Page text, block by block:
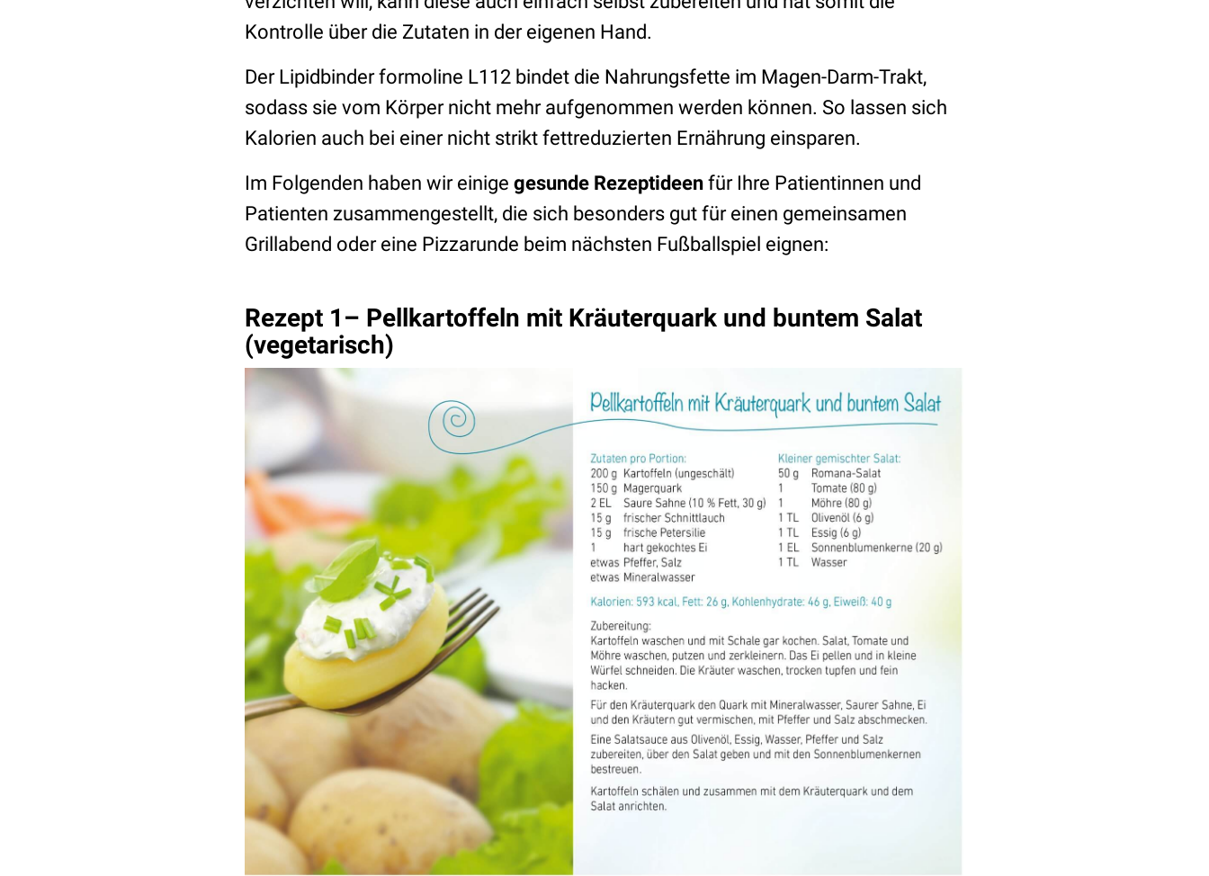
Kontrolle über die Zutaten in der eigenen Hand.
Der Lipidbinder formoline L112 bindet die Nahrungsfette im Magen-Darm-Trakt,
sodass sie vom Körper nicht mehr aufgenommen werden können. So lassen sich
Kalorien auch bei einer nicht strikt fettreduzierten Ernährung einsparen.
Im Folgenden haben wir einige gesunde Rezeptideen für Ihre Patientinnen und
Patienten zusammengestellt, die sich besonders gut für einen gemeinsamen
Grillabend oder eine Pizzarunde beim nächsten Fußballspiel eignen:
Rezept 1– Pellkartoffeln mit Kräuterquark und buntem Salat
(vegetarisch)